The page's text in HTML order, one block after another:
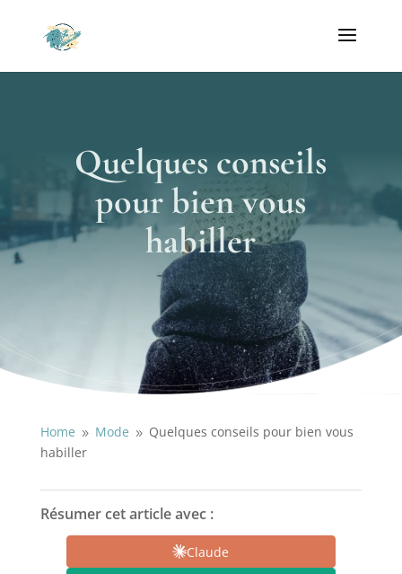
Quelques conseils
pour bien vous
habiller
Home 9 Mode 9 Quelques conseils pour bien vous
habiller
Résumer cet article avec :
Claude